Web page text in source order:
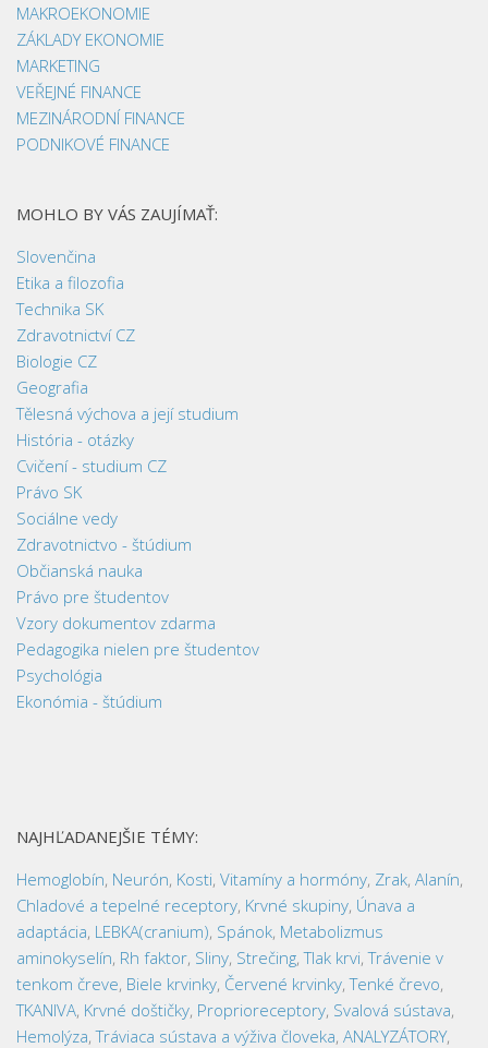
MAKROEKONOMIE
ZÁKLADY EKONOMIE
MARKETING
VEŘEJNÉ FINANCE
MEZINÁRODNÍ FINANCE
PODNIKOVÉ FINANCE
MOHLO BY VÁS ZAUJÍMAŤ:
Slovenčina
Etika a filozofia
Technika SK
Zdravotnictví CZ
Biologie CZ
Geografia
Tělesná výchova a její studium
História - otázky
Cvičení - studium CZ
Právo SK
Sociálne vedy
Zdravotnictvo - štúdium
Občianská nauka
Právo pre študentov
Vzory dokumentov zdarma
Pedagogika nielen pre študentov
Psychológia
Ekonómia - štúdium
NAJHĽADANEJŠIE TÉMY:
Hemoglobín, Neurón, Kosti, Vitamíny a hormóny, Zrak, Alanín,
Chladové a tepelné receptory, Krvné skupiny, Únava a
adaptácia, LEBKA(cranium), Spánok, Metabolizmus
aminokyselín, Rh faktor, Sliny, Strečing,Tlak krvi,Trávenie v
tenkom čreve, Biele krvinky, Červené krvinky,Tenké črevo,
TKANIVA, Krvné doštičky, Proprioreceptory, Svalová sústava,
Hemolýza,Tráviaca sústava a výživa človeka, ANALYZÁTORY,